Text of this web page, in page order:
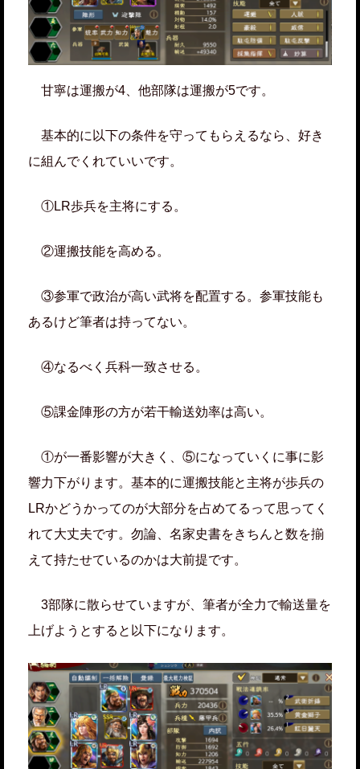
甘寧は運搬が4、他部隊は運搬が5です。
基本的に以下の条件を守ってもらえるなら、好き
に組んでくれていいです。
①LR歩兵を主将にする。
②運搬技能を高める。
③参軍で政治が高い武将を配置する。参軍技能も
あるけど筆者は持ってない。
④なるべく兵科一致させる。
⑤課金陣形の方が若干輸送効率は高い。
①が一番影響が大きく、⑤になっていくに事に影
響力下がります。基本的に運搬技能と主将が歩兵の
LRかどうかってのが大部分を占めてるって思ってく
れて大丈夫です。勿論、名家史書をきちんと数を揃
えて持たせているのかは大前提です。
3部隊に散らせていますが、筆者が全力で輸送量を
上げようとすると以下になります。